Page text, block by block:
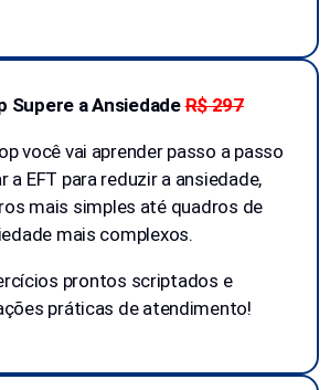
Supere a AnsiedadeR$ 297
você vai aprender passo a passo
a EFT para reduzir a ansiedade,
mais simples até quadros de
mais complexos.
prontos scriptados e
práticas de atendimento!